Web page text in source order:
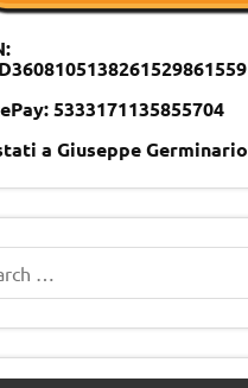
5333171135855704
a Giuseppe Germinario